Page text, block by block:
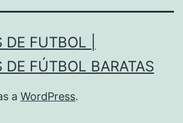
FUTBOL |
DE FÚTBOL BARATAS
a WordPress.